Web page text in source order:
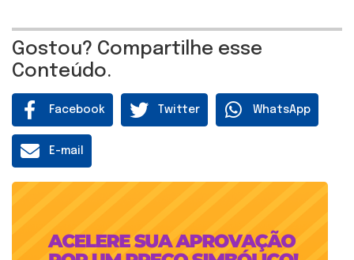
Gostou? Compartilhe esse
Conteúdo.
Facebook Twitter WhatsApp
E-mail